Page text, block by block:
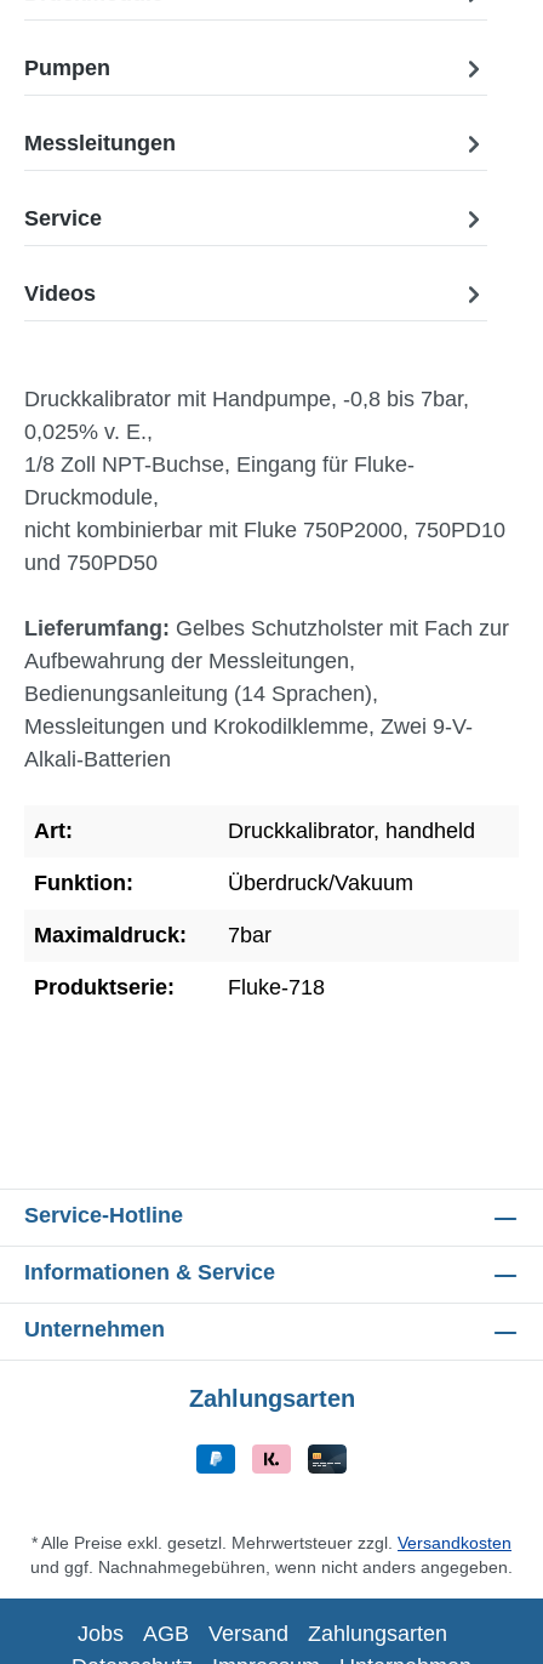
Pumpen
Messleitungen
Service
Videos
Druckkalibrator mit Handpumpe, -0,8 bis 7bar,
0,025% v. E.,
1/8 Zoll NPT-Buchse, Eingang für Fluke-
Druckmodule,
nicht kombinierbar mit Fluke 750P2000, 750PD10
und 750PD50
Lieferumfang: Gelbes Schutzholster mit Fach zur
Aufbewahrung der Messleitungen,
Bedienungsanleitung (14 Sprachen),
Messleitungen und Krokodilklemme, Zwei 9-V-
Alkali-Batterien
Art: Druckkalibrator, handheld
Funktion: Überdruck/Vakuum
Maximaldruck: 7bar
Produktserie: Fluke-718
Service-Hotline
Informationen & Service
Unternehmen
Zahlungsarten
* Alle Preise exkl. gesetzl. Mehrwertsteuer zzgl. Versandkosten
und ggf. Nachnahmegebühren, wenn nicht anders angegeben.
Jobs AGB Versand
Zahlungsarten